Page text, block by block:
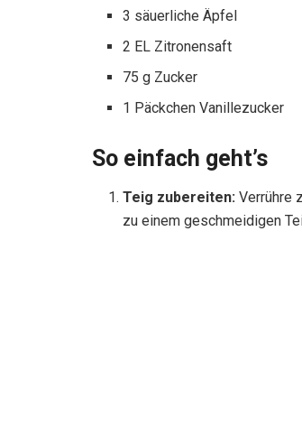
3 säuerliche Äpfel
2 EL Zitronensaft
75 g Zucker
1 Päckchen Vanillezucker
So einfach geht’s
Teig zubereiten: Verrühre
zu einem geschmeidigen